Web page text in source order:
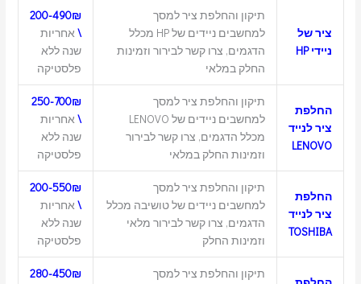
ציר של
ניידי HP
תיקון והחלפת ציר למסך
למחשבים ניידים של HP מכלל
הדגמים, צרו קשר לבירור וזמינות
החלק במלאי
200-490₪
אחריות
שנה ללא
פלסטיקה
החלפת
ציר לנייד
LENOVO
תיקון והחלפת ציר למסך
למחשבים ניידים של LENOVO
מכלל הדגמים, צרו קשר לבירור
וזמינות החלק במלאי
250-700₪
אחריות
שנה ללא
פלסטיקה
החלפת
ציר לנייד
TOSHIBA
תיקון והחלפת ציר למסך
למחשבים ניידים של טושיבה מכלל
הדגמים, צרו קשר לבירור מלאי
וזמינות החלק
200-550₪
אחריות
שנה ללא
פלסטיקה
תיקון והחלפת ציר למסך
280-450₪